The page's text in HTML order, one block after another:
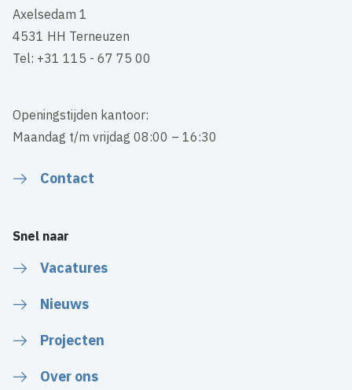
Axelsedam 1
4531 HH Terneuzen
Tel: +31 115 - 67 75 00
Openingstijden kantoor:
Maandag t/m vrijdag 08:00 – 16:30
Contact
Snel naar
Vacatures
Nieuws
Projecten
Over ons